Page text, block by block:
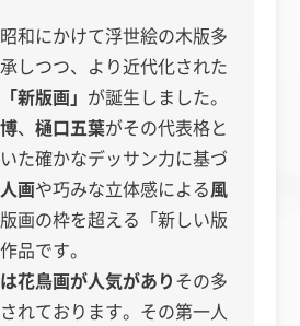
和にかけて浮世絵の木版多
しつつ、より近代化された
「新版画」 が誕生しました。
、樋口五葉がその代表格と
た確かなデッサン力に基づ
画や巧みな立体感による風
画の枠を超える「新しい版
品です。
花鳥画が人気がありその多
れております。その第一人